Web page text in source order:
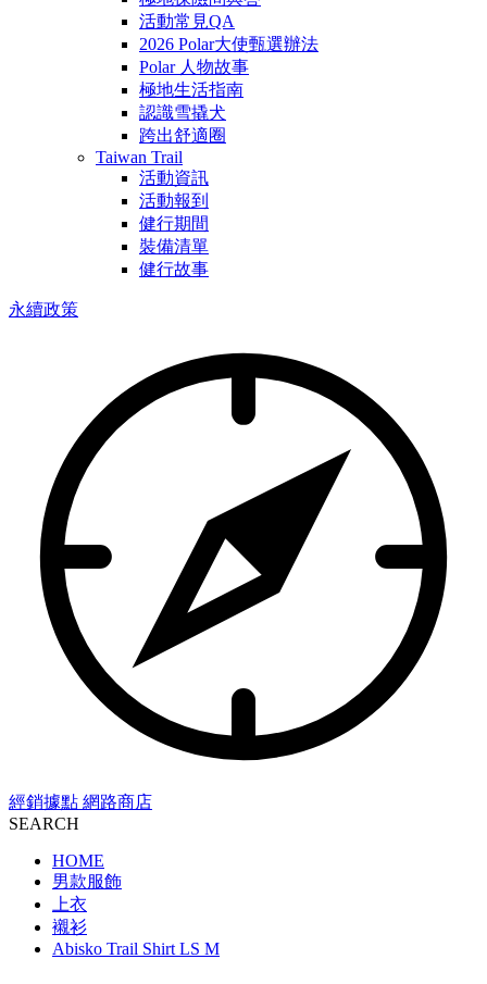
活動常見QA
2026 Polar大使甄選辦法
Polar 人物故事
極地生活指南
認識雪撬犬
跨出舒適圈
Taiwan Trail
活動資訊
活動報到
健行期間
裝備清單
健行故事
永續政策
經銷據點 網路商店
SEARCH
HOME
男款服飾
上衣
襯衫
Abisko Trail Shirt LS M